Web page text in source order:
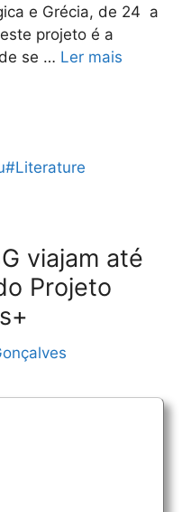
e Grécia, de 24 a
projeto é a
se … Ler mais
viajam até
Projeto